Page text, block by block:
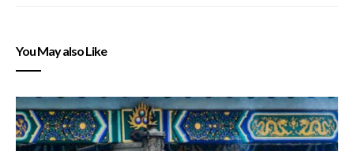
You May also Like